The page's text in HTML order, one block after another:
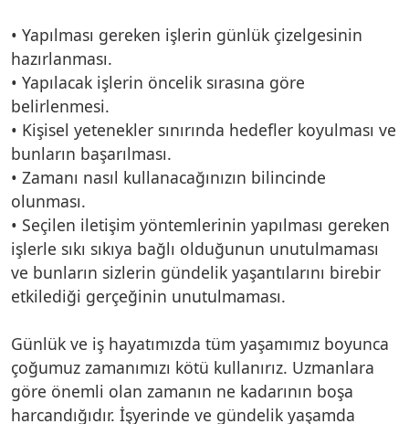
• Yapılması gereken işlerin günlük çizelgesinin
hazırlanması.
• Yapılacak işlerin öncelik sırasına göre
belirlenmesi.
• Kişisel yetenekler sınırında hedefler koyulması ve
bunların başarılması.
• Zamanı nasıl kullanacağınızın bilincinde
olunması.
• Seçilen iletişim yöntemlerinin yapılması gereken
işlerle sıkı sıkıya bağlı olduğunun unutulmaması
ve bunların sizlerin gündelik yaşantılarını birebir
etkilediği gerçeğinin unutulmaması.
Günlük ve iş hayatımızda tüm yaşamımız boyunca
çoğumuz zamanımızı kötü kullanırız. Uzmanlara
göre önemli olan zamanın ne kadarının boşa
harcandığıdır. İşyerinde ve gündelik yaşamda